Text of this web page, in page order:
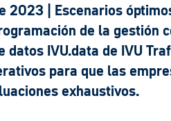
2023 | Escenarios
de la gestión
datos IVU.data de IVU
para que las
exhaustivos.